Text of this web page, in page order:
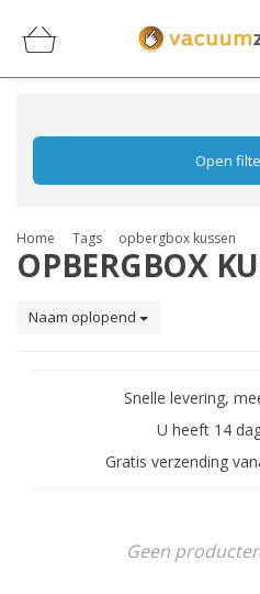
Open
Home Tags opbergbox kussen
OPBERGBOX
Naam oplopend
Snelle levering,
U heeft 14
Gratis verzending
Geen